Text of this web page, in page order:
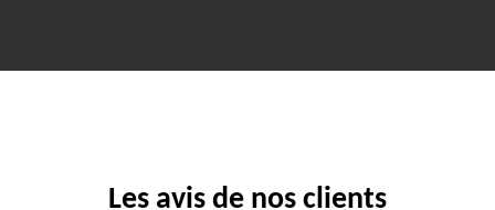
Les avis de nos clients